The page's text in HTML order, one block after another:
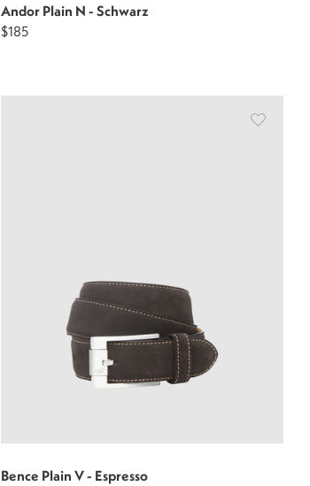
Andor Plain N - Schwarz
$185
Bence Plain V - Espresso